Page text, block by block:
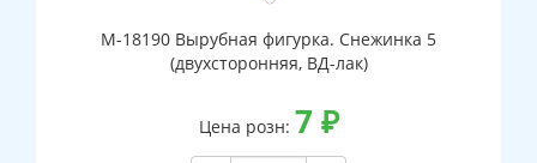
М-18190 Вырубная фигурка. Снежинка 5
(двухсторонняя, ВД-лак)
Цена розн: 7 ₽